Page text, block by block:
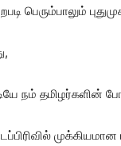
பெரும்பாலும்
நம் தமிழர்களின்